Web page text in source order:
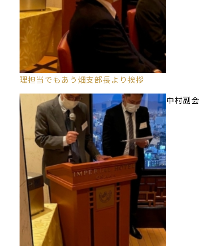
理担当でもあう畑支部長より挨拶
中村副会